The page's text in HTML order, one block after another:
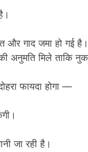
और गाद जमा हो गई है।
अनुमति मिले ताकि
फायदा होगा —
जा रही है।